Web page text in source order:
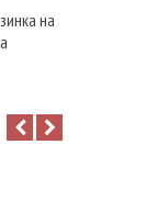
на